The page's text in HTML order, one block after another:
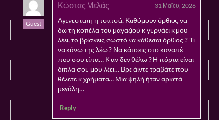
Guest
Κώστας Μελάς 31 Μαΐου, 2026
Αγενεστατη η τσατσά. Καθόμουν όρθιος να
δω τη κοπέλα του μαγαζιού κ γυρνάει κ μου
λέει, το βρίσκεις σωστό να κάθεσαι όρθιος ? Τι
να κάνω της λέω ? Να κάτσεις στο καναπέ
που σου είπα… Κ αν δεν θέλω ? Η πόρτα είναι
διπλα σου μου λέει… Βρε άιντε τραβάτε που
θέλετε κ χρήματα… Μια ψηλή ήταν αρκετά
μεγάλη…
Reply